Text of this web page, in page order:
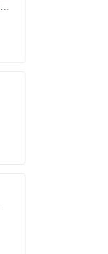
麥當勞授權發展商_和德昌股份有限公司